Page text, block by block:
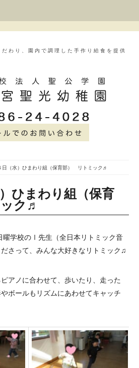
わり、園内で調理した手作り給食を提供
日（水）ひまわり組（保育部） リトミック♬
ひまわり組（保育
ク♬
曜学校のⅠ先生（全日本リトミック音
さって、みんな大好きなリトミック♫
アノに合わせて、歩いたり、走った
ボールもリズムにあわせてキャッチ